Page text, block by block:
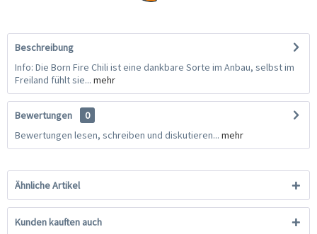
Beschreibung
Info: Die Born Fire Chili ist eine dankbare Sorte im Anbau, selbst im
Freiland fühlt sie... mehr
Bewertungen
0
Bewertungen lesen, schreiben und diskutieren... mehr
Ähnliche Artikel
Kunden kauften auch